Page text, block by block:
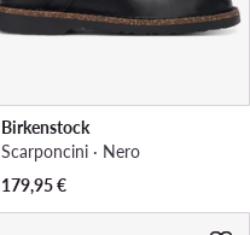
Birkenstock
Scarponcini · Nero
179,95€